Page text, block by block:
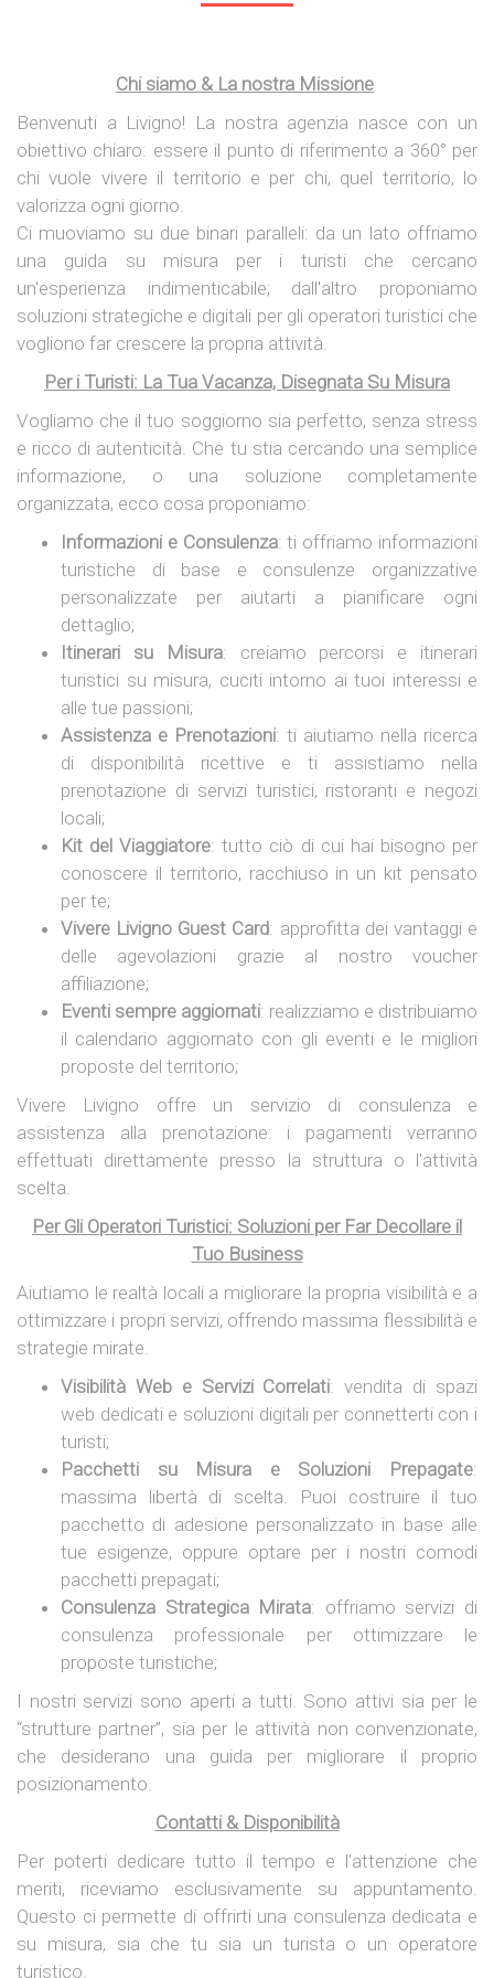
Chi siamo & La nostra Missione
Benvenuti a Livigno! La nostra agenzia nasce con un
obiettivo chiaro: essere il punto di riferimento a 360° per
chi vuole vivere il territorio e per chi, quel territorio, lo
valorizza ogni giorno.
Ci muoviamo su due binari paralleli: da un lato offriamo
una guida su misura per i turisti che cercano
un'esperienza indimenticabile; dall'altro proponiamo
soluzioni strategiche e digitali per gli operatori turistici che
vogliono far crescere la propria attività.
Per i Turisti: La Tua Vacanza, Disegnata Su Misura
Vogliamo che il tuo soggiorno sia perfetto, senza stress
e ricco di autenticità. Che tu stia cercando una semplice
informazione, o una soluzione completamente
organizzata, ecco cosa proponiamo:
Informazioni e Consulenza: ti offriamo informazioni
turistiche di base e consulenze organizzative
personalizzate per aiutarti a pianificare ogni
dettaglio;
Itinerari su Misura: creiamo percorsi e itinerari
turistici su misura, cuciti intorno ai tuoi interessi e
alle tue passioni;
Assistenza e Prenotazioni: ti aiutiamo nella ricerca
di disponibilità ricettive e ti assistiamo nella
prenotazione di servizi turistici, ristoranti e negozi
locali;
Kit del Viaggiatore: tutto ciò di cui hai bisogno per
conoscere il territorio, racchiuso in un kit pensato
per te;
Vivere Livigno Guest Card: approfitta dei vantaggi e
delle agevolazioni grazie al nostro voucher
affiliazione;
Eventi sempre aggiornati: realizziamo e distribuiamo
il calendario aggiornato con gli eventi e le migliori
proposte del territorio;
Vivere Livigno offre un servizio di consulenza e
assistenza alla prenotazione: i pagamenti verranno
effettuati direttamente presso la struttura o l'attività
scelta.
Per Gli Operatori Turistici: Soluzioni per Far Decollare il
Tuo Business
Aiutiamo le realtà locali a migliorare la propria visibilità e a
ottimizzare i propri servizi, offrendo massima flessibilità e
strategie mirate.
Visibilità Web e Servizi Correlati: vendita di spazi
web dedicati e soluzioni digitali per connetterti con i
turisti;
Pacchetti su Misura e Soluzioni Prepagate:
massima libertà di scelta. Puoi costruire il tuo
pacchetto di adesione personalizzato in base alle
tue esigenze, oppure optare per i nostri comodi
pacchetti prepagati;
Consulenza Strategica Mirata: offriamo servizi di
consulenza professionale per ottimizzare le
proposte turistiche;
I nostri servizi sono aperti a tutti. Sono attivi sia per le
“strutture partner”, sia per le attività non convenzionate,
che desiderano una guida per migliorare il proprio
posizionamento.
Contatti & Disponibilità
Per poterti dedicare tutto il tempo e l'attenzione che
meriti, riceviamo esclusivamente su appuntamento.
Questo ci permette di offrirti una consulenza dedicata e
su misura, sia che tu sia un turista o un operatore
turistico.